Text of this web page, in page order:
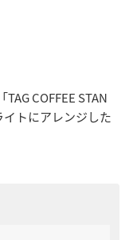
COFFEE STAN
イトにアレンジした